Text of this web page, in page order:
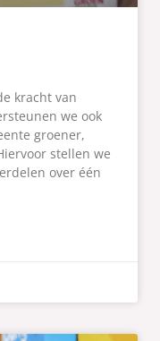
kracht van
we ook
groener,
stellen we
over één